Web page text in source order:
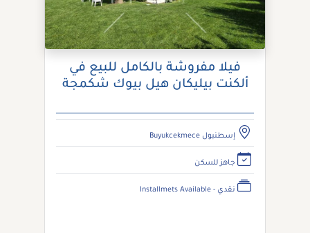
فيلا مفروشة بالكامل للبيع في
ألكنت بيليكان هيل بيوك شكمجة
إسطنبول Buyukcekmece
جاهز للسكن
نقدي - Installmets Available